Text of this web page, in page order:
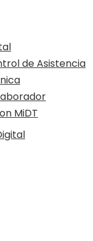
de Asistencia
MiDT